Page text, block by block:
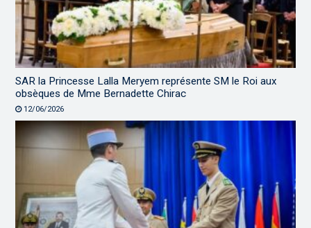
SAR la Princesse Lalla Meryem représente SM le Roi aux
obsèques de Mme Bernadette Chirac
12/06/2026